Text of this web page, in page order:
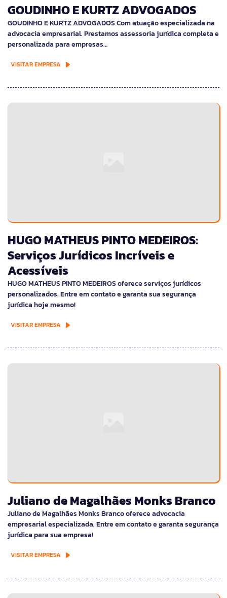
GOUDINHO E KURTZ ADVOGADOS
GOUDINHO E KURTZ ADVOGADOS Com atuação especializada na
advocacia empresarial. Prestamos assessoria jurídica completa e
personalizada para empresas…
VISITAR EMPRESA
HUGO MATHEUS PINTO MEDEIROS:
Serviços Jurídicos Incríveis e
Acessíveis
HUGO MATHEUS PINTO MEDEIROS oferece serviços jurídicos
personalizados. Entre em contato e garanta sua segurança
jurídica hoje mesmo!
VISITAR EMPRESA
Juliano de Magalhães Monks Branco
Juliano de Magalhães Monks Branco oferece advocacia
empresarial especializada. Entre em contato e garanta segurança
jurídica para sua empresa!
VISITAR EMPRESA